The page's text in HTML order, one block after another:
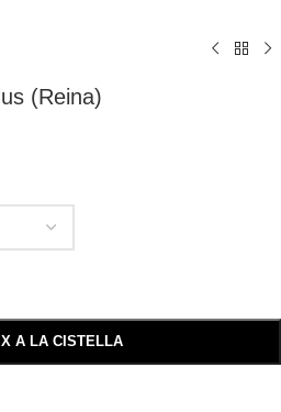
(Reina)
A LA CISTELLA